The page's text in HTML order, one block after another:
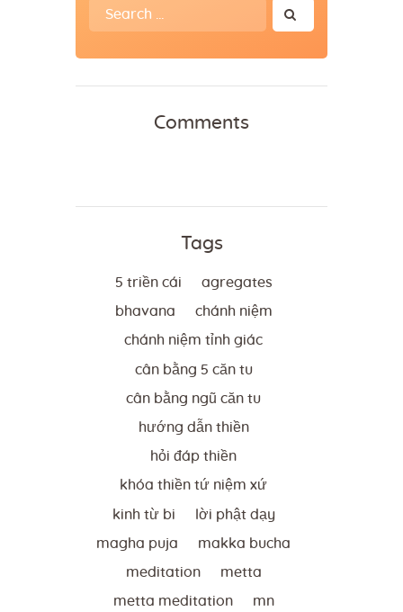
Search
for:
Comments
Tags
5 triền cái agregates
bhavana chánh niệm
chánh niệm tỉnh giác
cân bằng 5 căn tu
cân bằng ngũ căn tu
hướng dẫn thiền
hỏi đáp thiền
khóa thiền tứ niệm xứ
kinh từ bi lời phật dạy
magha puja makka bucha
meditation metta
metta meditation mn